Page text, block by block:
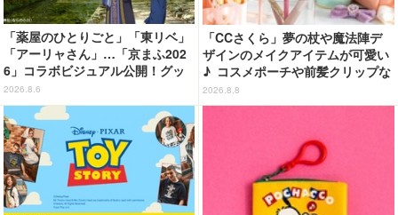
「薬屋のひとりごと」「東リベ」
「アーリャさん」…「京まふ202
6」コラボビジュアル公開！グッ
ズなどの最新情報も
2026.8.6
「CCさくら」夢の杖や魔法陣デ
ザインのメイクアイテムが可愛い
♪ コスメポーチや前髪クリップな
ど…毎日使いたい!!「タイトーく
じ」【8月28日～】
2026.8.8